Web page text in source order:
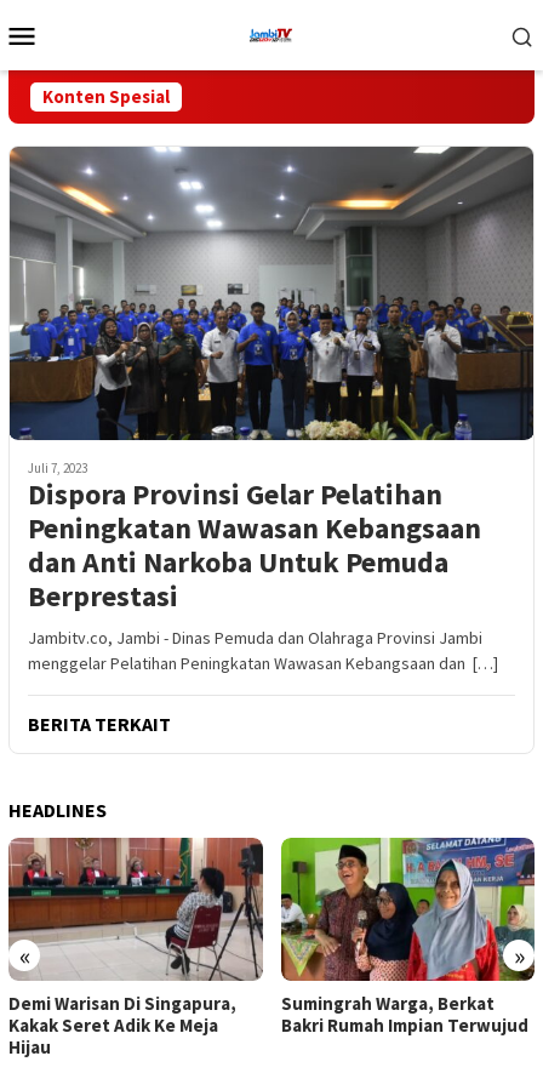
ke
Mobile
Konten Spesial
Juli 7, 2023
Dispora Provinsi Gelar Pelatihan
Peningkatan Wawasan Kebangsaan
dan Anti Narkoba Untuk Pemuda
Berprestasi
Jambitv.co, Jambi - Dinas Pemuda dan Olahraga Provinsi Jambi
menggelar Pelatihan Peningkatan Wawasan Kebangsaan dan […]
BERITA TERKAIT
HEADLINES
« »
Demi Warisan Di Singapura,
Kakak Seret Adik Ke Meja
Hijau
Sumingrah Warga, Berkat
Bakri Rumah Impian Terwujud